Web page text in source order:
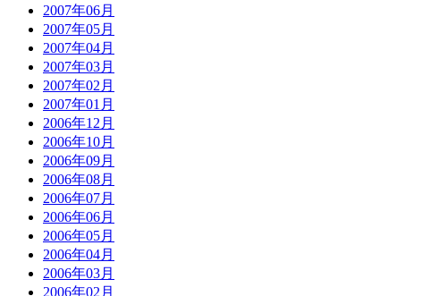
2007年06月
2007年05月
2007年04月
2007年03月
2007年02月
2007年01月
2006年12月
2006年10月
2006年09月
2006年08月
2006年07月
2006年06月
2006年05月
2006年04月
2006年03月
2006年02月